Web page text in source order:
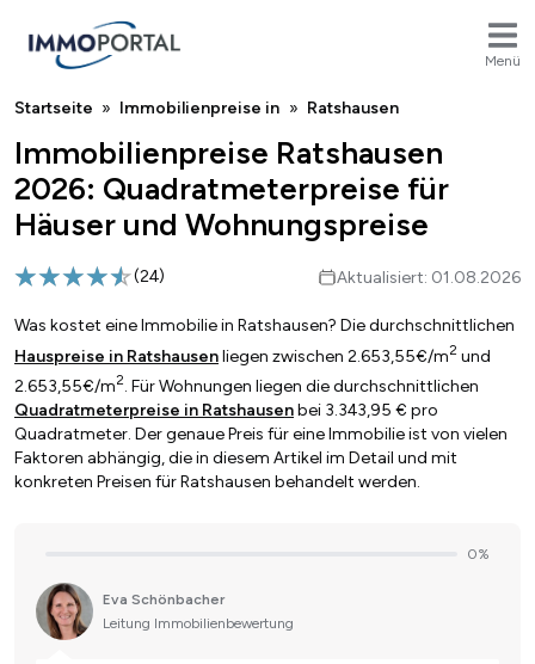
Menü
Breadcrumb
Startseite Immobilienpreise in Ratshausen
Immobilienpreise Ratshausen
2026: Quadratmeterpreise für
Häuser und Wohnungspreise
(24) Aktualisiert: 01.08.2026
Was kostet eine Immobilie in Ratshausen? Die durchschnittlichen
Hauspreise in Ratshausenliegen zwischen 2.653,55€/m2 und
2.653,55€/m2. Für Wohnungen liegen die durchschnittlichen
Quadratmeterpreise in Ratshausenbei 3.343,95 € pro
Quadratmeter. Der genaue Preis für eine Immobilie ist von vielen
Faktoren abhängig, die in diesem Artikel im Detail und mit
konkreten Preisen für Ratshausen behandelt werden.